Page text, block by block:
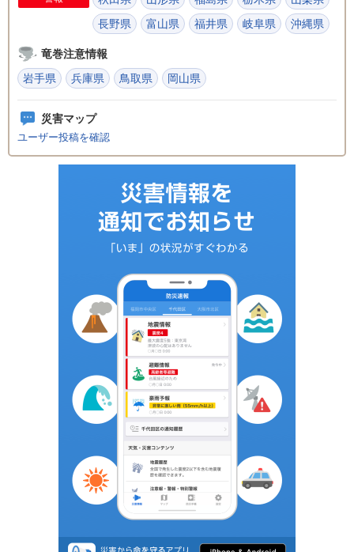
長野県
富山県 福井県 岐阜県 沖縄県
竜巻注意情報
岩手県
兵庫県 鳥取県 岡山県
災害マップ
ユーザー投稿を確認